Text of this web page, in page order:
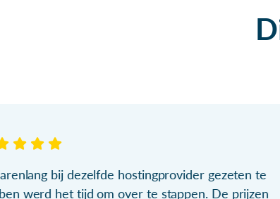
bij dezelfde hostingprovider gezeten te
werd het tijd om over te stappen. De prijzen